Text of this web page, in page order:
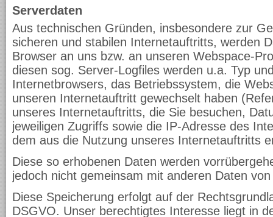
Serverdaten
Aus technischen Gründen, insbesondere zur
sicheren und stabilen Internetauftritts, werden
Browser an uns bzw. an unseren Webspace-
diesen sog. Server-Logfiles werden u.a. Typ
Internetbrowsers, das Betriebssystem, die
unseren Internetauftritt gewechselt haben
unseres Internetauftritts, die Sie besuchen,
jeweiligen Zugriffs sowie die IP-Adresse des
dem aus die Nutzung unseres Internetauftritts
Diese so erhobenen Daten werden
jedoch nicht gemeinsam mit anderen Daten
Diese Speicherung erfolgt auf der
DSGVO. Unser berechtigtes Interesse liegt in